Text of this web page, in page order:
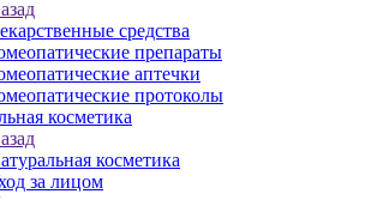
средства
препараты
аптечки
протоколы
косметика
косметика
за лицом